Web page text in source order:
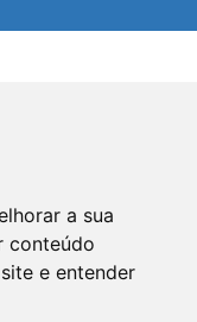
a sua
conteúdo
e entender